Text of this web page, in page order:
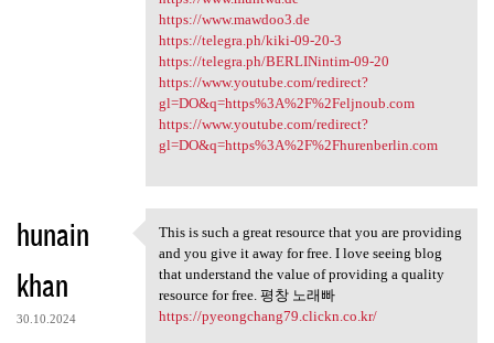
https://www.mawdoo3.de
https://telegra.ph/kiki-09-20-3
https://telegra.ph/BERLINintim-09-20
https://www.youtube.com/redirect?
gl=DO&q=https%3A%2F%2Feljnoub.com
https://www.youtube.com/redirect?
gl=DO&q=https%3A%2F%2Fhurenberlin.com
hunain
khan
30.10.2024
This is such a great resource
This is such a great resource that you are providing
and you give it away for free. I love seeing blog
that understand the value of providing a quality
resource for free. 평창 노래빠
https://pyeongchang79.clickn.co.kr/